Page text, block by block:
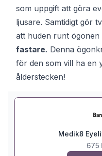
som uppgift att göra
ljusare. Samtidigt gör
att huden runt ögonen
fastare. Denna
för den som vill ha en
ålderstecken!
Medik8
675